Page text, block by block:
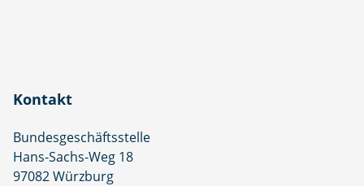
Kontakt
Bundesgeschäftsstelle
Hans-Sachs-Weg 18
97082 Würzburg